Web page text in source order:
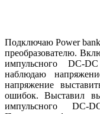
Подключаю Power
преобразователю.
импульсного DC-
наблюдаю
напряжение
ошибок. Выставил
импульсного DC-